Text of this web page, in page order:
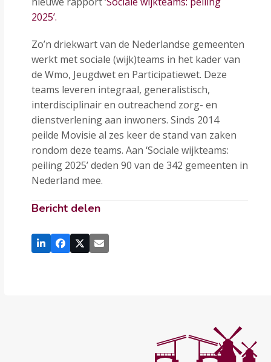
2025’.
Zo’n driekwart van de Nederlandse gemeenten
werkt met sociale (wijk)teams in het kader van
de Wmo, Jeugdwet en Participatiewet. Deze
teams leveren integraal, generalistisch,
interdisciplinair en outreachend zorg- en
dienstverlening aan inwoners. Sinds 2014
peilde Movisie al zes keer de stand van zaken
rondom deze teams. Aan ‘Sociale wijkteams:
peiling 2025’ deden 90 van de 342 gemeenten in
Nederland mee.
Bericht delen